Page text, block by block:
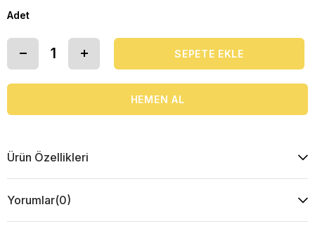
Adet
Ürün Özellikleri
Yorumlar(0)